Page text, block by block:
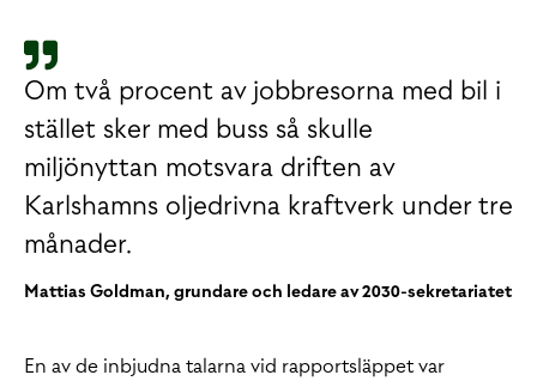
Om två procent av jobbresorna med bil i
stället sker med buss så skulle
miljönyttan motsvara driften av
Karlshamns oljedrivna kraftverk under tre
månader.
Mattias Goldman, grundare och ledare av 2030-sekretariatet
En av de inbjudna talarna vid rapportsläppet var